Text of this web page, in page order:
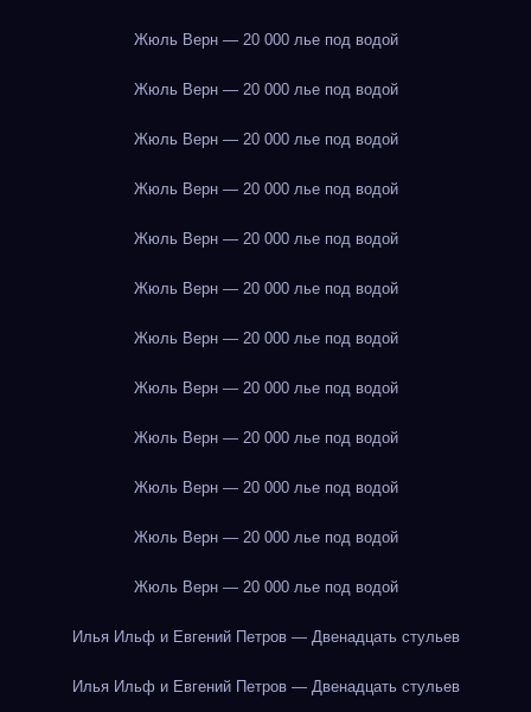
Жюль Верн — 20 000 лье под водой
Жюль Верн — 20 000 лье под водой
Жюль Верн — 20 000 лье под водой
Жюль Верн — 20 000 лье под водой
Жюль Верн — 20 000 лье под водой
Жюль Верн — 20 000 лье под водой
Жюль Верн — 20 000 лье под водой
Жюль Верн — 20 000 лье под водой
Жюль Верн — 20 000 лье под водой
Жюль Верн — 20 000 лье под водой
Жюль Верн — 20 000 лье под водой
Жюль Верн — 20 000 лье под водой
Илья Ильф и Евгений Петров — Двенадцать стульев
Илья Ильф и Евгений Петров — Двенадцать стульев